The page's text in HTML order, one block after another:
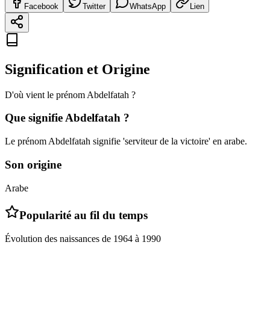
Facebook Twitter WhatsApp Lien
Signification et Origine
D'où vient le prénom Abdelfatah ?
Que signifieAbdelfatah ?
Le prénom Abdelfatah signifie 'serviteur de la victoire' en arabe.
Son origine
Arabe
Popularité au fil du temps
Évolution des naissances de 1964 à 1990